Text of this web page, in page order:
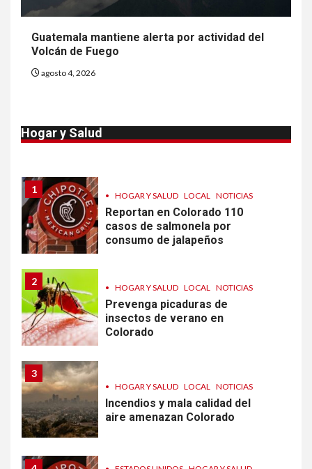
Guatemala mantiene alerta por actividad del
Volcán de Fuego
agosto 4, 2026
Hogar y Salud
•
NOTICIAS
Más casos de sarampión en
EEUU este año que en 2025
por parásito que causa
1
• HOGAR Y SALUD LOCAL NOTICIAS
Reportan en Colorado 110
casos de salmonela por
consumo de jalapeños
2
• HOGAR Y SALUD LOCAL NOTICIAS
Prevenga picaduras de
insectos de verano en
Colorado
3
• HOGAR Y SALUD LOCAL NOTICIAS
Incendios y mala calidad del
aire amenazan Colorado